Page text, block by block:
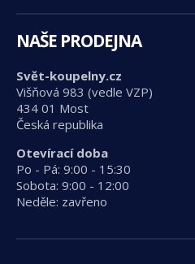
NAŠE PRODEJNA
Svět-koupelny.cz
Višňová 983 (vedle VZP)
434 01 Most
Česká republika
Otevírací doba
Po - Pá: 9:00 - 15:30
Sobota: 9:00 - 12:00
Neděle: zavřeno